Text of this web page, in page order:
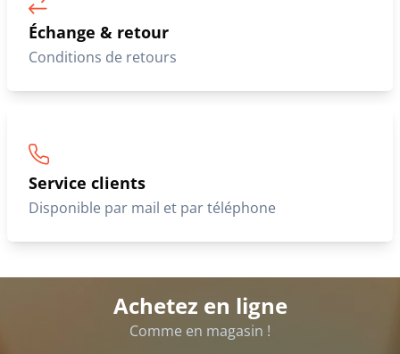
Échange & retour
Conditions de retours
Service clients
Disponible par mail et par téléphone
Achetez en ligne
Comme en magasin !